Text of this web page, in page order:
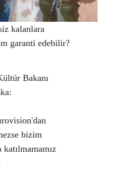
kalanlara
garanti edebilir?
Bakanı
bizim
katılmamamız